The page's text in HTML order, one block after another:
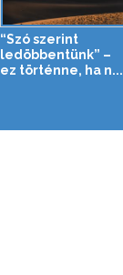
“Szó szerint
ledöbbentünk” –
ez történne, ha n...